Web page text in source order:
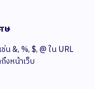
ษ
&, %, $, @ ใน URL
งหน้าเว็บ​